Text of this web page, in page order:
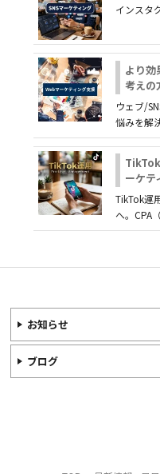
インスタ
より効
考えの
ウェブ/
悩みを解
ーケテ
TikTok運
へ。CPA
お知らせ
ブログ